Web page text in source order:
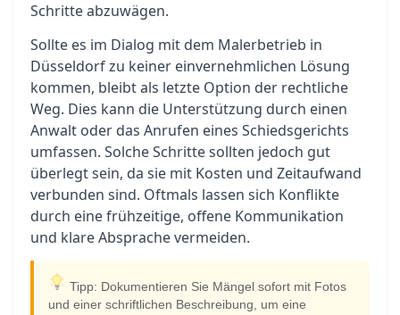
Schritte abzuwägen.
Sollte es im Dialog mit dem Malerbetrieb in
Düsseldorf zu keiner einvernehmlichen Lösung
kommen, bleibt als letzte Option der rechtliche
Weg. Dies kann die Unterstützung durch einen
Anwalt oder das Anrufen eines Schiedsgerichts
umfassen. Solche Schritte sollten jedoch gut
überlegt sein, da sie mit Kosten und Zeitaufwand
verbunden sind. Oftmals lassen sich Konflikte
durch eine frühzeitige, offene Kommunikation
und klare Absprache vermeiden.
Tipp: Dokumentieren Sie Mängel sofort mit Fotos
und einer schriftlichen Beschreibung, um eine